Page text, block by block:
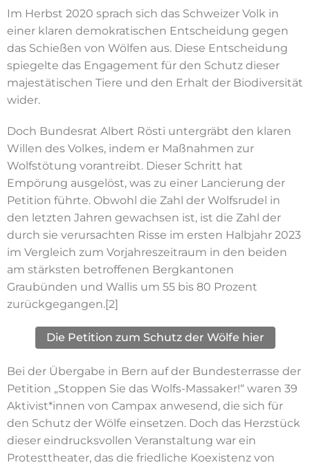
Im Herbst 2020 sprach sich das Schweizer Volk in
einer klaren demokratischen Entscheidung gegen
das Schießen von Wölfen aus. Diese Entscheidung
spiegelte das Engagement für den Schutz dieser
majestätischen Tiere und den Erhalt der Biodiversität
wider.
Doch Bundesrat Albert Rösti untergräbt den klaren
Willen des Volkes, indem er Maßnahmen zur
Wolfstötung vorantreibt. Dieser Schritt hat
Empörung ausgelöst, was zu einer Lancierung der
Petition führte. Obwohl die Zahl der Wolfsrudel in
den letzten Jahren gewachsen ist, ist die Zahl der
durch sie verursachten Risse im ersten Halbjahr 2023
im Vergleich zum Vorjahreszeitraum in den beiden
am stärksten betroffenen Bergkantonen
Graubünden und Wallis um 55 bis 80 Prozent
zurückgegangen.[2]
Die Petition zum Schutz der Wölfe hier
Bei der Übergabe in Bern auf der Bundesterrasse der
Petition „Stoppen Sie das Wolfs-Massaker!“ waren 39
Aktivist*innen von Campax anwesend, die sich für
den Schutz der Wölfe einsetzen. Doch das Herzstück
dieser eindrucksvollen Veranstaltung war ein
Protesttheater, das die friedliche Koexistenz von